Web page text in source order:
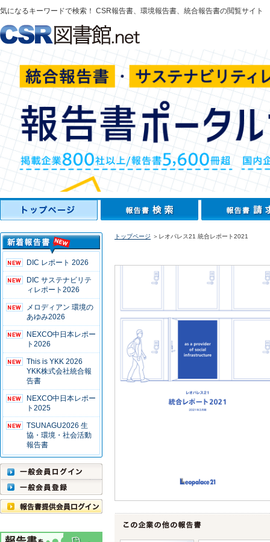
気になるキーワードで検索！ CSR報告書、環境報告書、統合報告書の閲覧サイト
DIC レポート 2026
DIC サステナビリテ
ィレポート2026
メロディアン 環境の
あゆみ2026
NEXCO中日本レポー
ト2026
This is YKK 2026
YKK株式会社統合報
告書
NEXCO中日本レポー
ト2025
TSUNAGU2026 生
協・環境・社会活動
報告書
トップページ ＞レオパレス21 統合レポート2021